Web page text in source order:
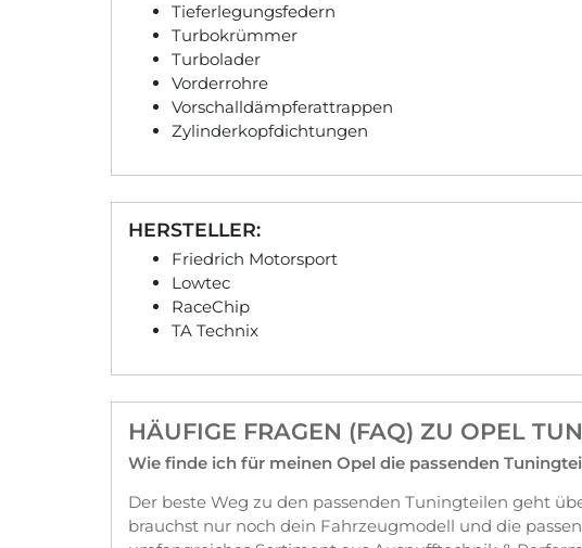
Tieferlegungsfedern
Turbokrümmer
Turbolader
Vorderrohre
Vorschalldämpferattrappen
Zylinderkopfdichtungen
HERSTELLER:
Friedrich Motorsport
Lowtec
RaceChip
TA Technix
HÄUFIGE FRAGEN (FAQ) ZU OPEL
Wie finde ich für meinen Opel die passenden
Der beste Weg zu den passenden Tuningteilen geht
brauchst nur noch dein Fahrzeugmodell und die